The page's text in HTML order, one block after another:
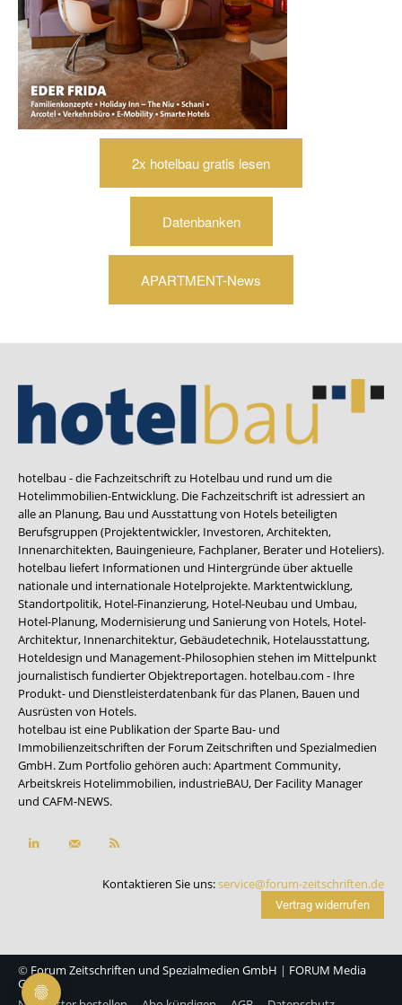
2x hotelbau gratis lesen
Datenbanken
APARTMENT-News
hotelbau - die Fachzeitschrift zu Hotelbau und rund um die
Hotelimmobilien-Entwicklung. Die Fachzeitschrift ist adressiert an
alle an Planung, Bau und Ausstattung von Hotels beteiligten
Berufsgruppen (Projektentwickler, Investoren, Architekten,
Innenarchitekten, Bauingenieure, Fachplaner, Berater und Hoteliers).
hotelbau liefert Informationen und Hintergründe über aktuelle
nationale und internationale Hotelprojekte. Marktentwicklung,
Standortpolitik, Hotel-Finanzierung, Hotel-Neubau und Umbau,
Hotel-Planung, Modernisierung und Sanierung von Hotels, Hotel-
Architektur, Innenarchitektur, Gebäudetechnik, Hotelausstattung,
Hoteldesign und Management-Philosophien stehen im Mittelpunkt
journalistisch fundierter Objektreportagen. hotelbau.com - Ihre
Produkt- und Dienstleisterdatenbank für das Planen, Bauen und
Ausrüsten von Hotels.
hotelbau ist eine Publikation der Sparte Bau- und
Immobilienzeitschriften der Forum Zeitschriften und Spezialmedien
GmbH. Zum Portfolio gehören auch:Apartment Community,
Arbeitskreis Hotelimmobilien, industrieBAU, Der Facility Manager
und CAFM-NEWS.
Kontaktieren Sie uns:service@forum-zeitschriften.de
Vertrag widerrufen
© Forum Zeitschriften und Spezialmedien GmbH | FORUM Media
Group